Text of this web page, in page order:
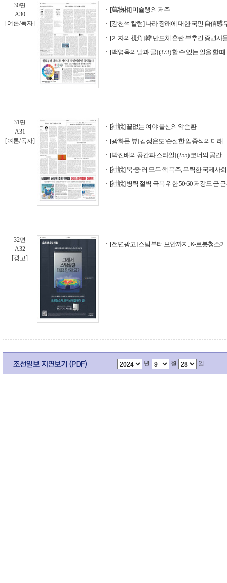
30면
A30
[여론/독자]
[萬物相] 미슐랭의 저주
[강천석 칼럼] 나라 장래에 대한 국민 自信感
[기자의 視角] 韓 반도체 혼란 부추긴 증권사
[백영옥의 말과 글] (373) 할 수 있는 일을 할 때
31면
A31
[여론/독자]
[社說] 끝없는 여야 불신의 악순환
[광화문·뷰] 김정은도 '손절'한 임종석의 미래
[박진배의 공간과 스타일] (255) 코너의 공간
[社說] 북·중·러 모두 핵 폭주, 무력한 국제사회
[社說] 병력 절벽 극복 위한 50·60 저강도 군
32면
A32
[광고]
[전면광고] 스팀부터 보안까지, K-로봇청소기
년 월 일